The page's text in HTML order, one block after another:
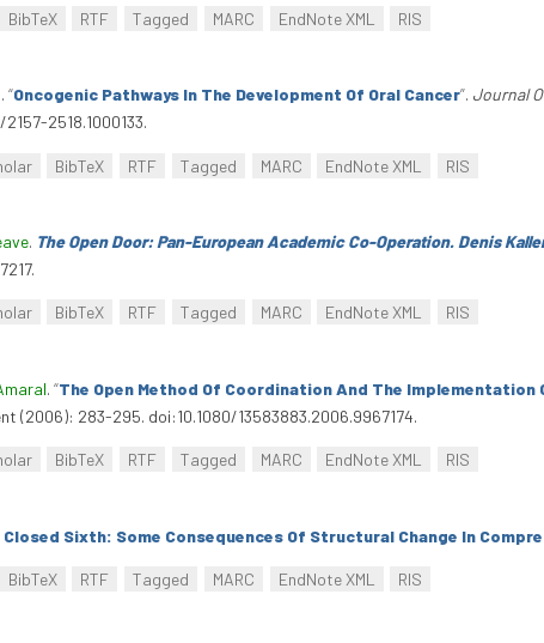
BibTeX RTF Tagged MARC EndNote XML RIS
. “Oncogenic Pathways In The Development Of Oral Cancer”. Journal
2518.1000133.
BibTeX RTF Tagged MARC EndNote XML RIS
. The Open Door: Pan-European Academic Co-Operation. Denis
BibTeX RTF Tagged MARC EndNote XML RIS
. “The Open Method Of Coordination And The Implementation
(2006): 283-295. doi:10.1080/13583883.2006.9967174.
BibTeX RTF Tagged MARC EndNote XML RIS
Closed Sixth: Some Consequences Of Structural Change In
BibTeX RTF Tagged MARC EndNote XML RIS